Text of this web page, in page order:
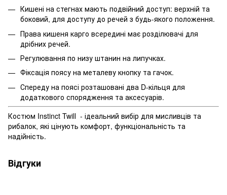
Кишені на стегнах мають подвійний доступ: верхній та
боковий, для доступу до речей з будь-якого положення.
Права кишеня карго всередині має розділювачі для
дрібних речей.
Регулювання по низу штанин на липучках.
Фіксація поясу на металеву кнопку та гачок.
Спереду на поясі розташовані два D-кільця для
додаткового спорядження та аксесуарів.
Костюм Instinct Twill - ідеальний вибір для мисливців та
рибалок, які цінують комфорт, функціональність та
надійність.
Відгуки